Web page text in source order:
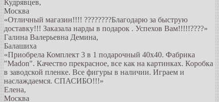
Кудрявцев,
Москва
«Отличный магазин!!!! ????????Благодарю за быструю
доставку!!! Заказала нарды в подарок . Успехов Вам!!!!!????»
Галина Валерьевна Демина,
Балашиха
«Приобрела Комплект 3 в 1 подарочный 40х40. Фабрика
"Madon". Качество прекрасное, все как на картинках. Коробка
в заводской пленке. Все фигуры в наличии. Играем и
наслаждаемся. СПАСИБО!!!»
Елена,
Москва